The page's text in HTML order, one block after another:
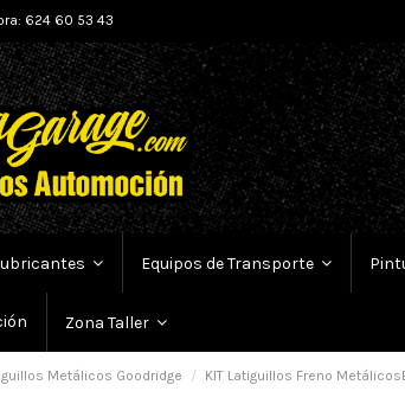
624 60 53 43
Equipos de Transporte
Zona Taller
Metálicos Goodridge KIT Latiguillos Freno